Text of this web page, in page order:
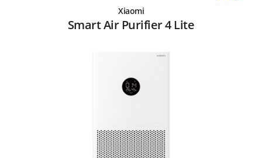
Xiaomi
Smart Air Purifier 4 Lite